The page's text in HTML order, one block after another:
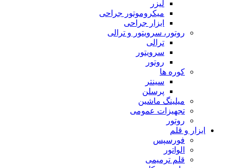
لیزر
میکروموتور جراحی
ابزار جراحی
روتور، سرویتور و ترالی
ترالی
سرویتور
روتور
کوره ها
سینتر
پرسلن
میلینگ ماشین
تجهیزات عمومی
روتور
ابزار و قلم
فورسپس
الواتور
قلم ترمیمی